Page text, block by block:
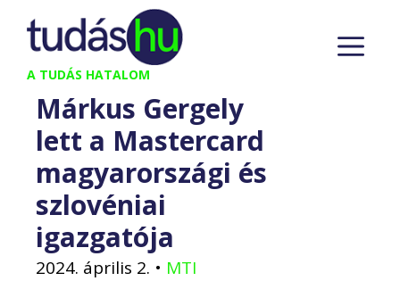
Kilépés
tartalomba
A TUDÁS HATALOM
Márkus Gergely
lett a Mastercard
magyarországi és
szlovéniai
igazgatója
2024. április 2. • MTI